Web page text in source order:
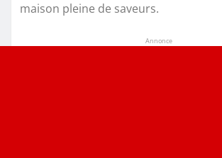
maison pleine de saveurs.
Annonce